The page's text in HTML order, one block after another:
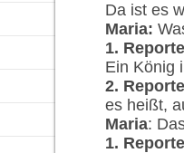
Da ist es
Maria:
1.
Ein König
2.
es heißt,
Maria:
1.